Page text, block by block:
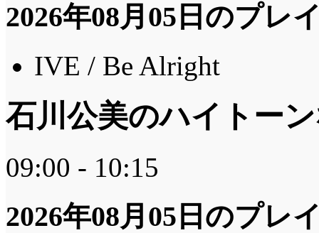
2026年08月05日のプレ
IVE / Be Alright
石川公美のハイトー
09:00 - 10:15
2026年08月05日のプレ